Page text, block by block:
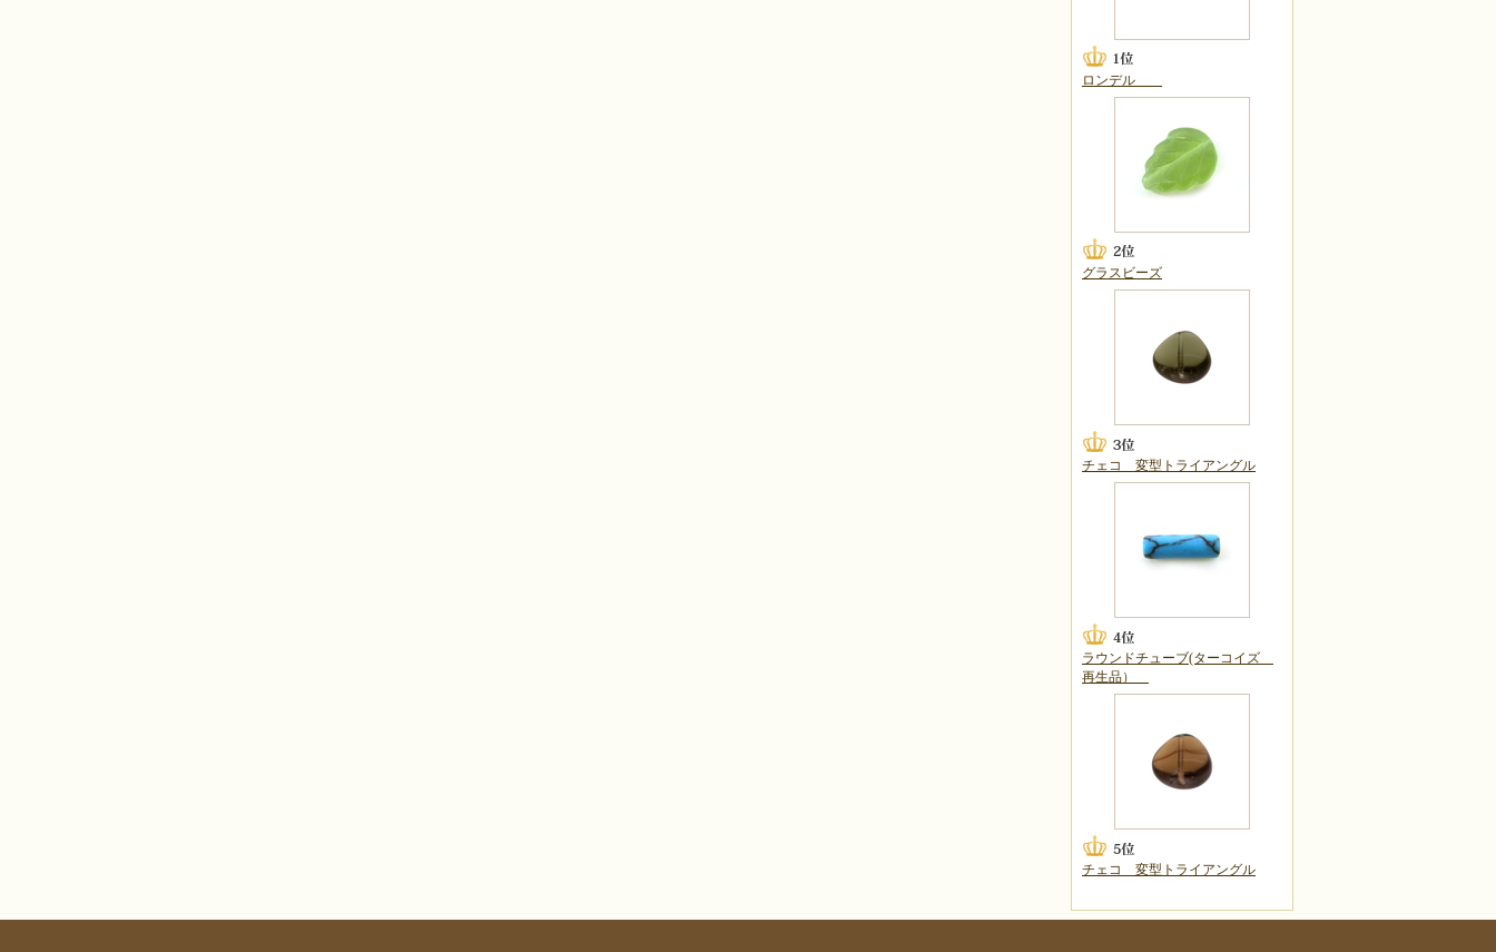
ロンデル
グラスビーズ
チェコ 変型トライアングル
ラウンドチューブ(ターコイズ
再生品）
チェコ 変型トライアングル